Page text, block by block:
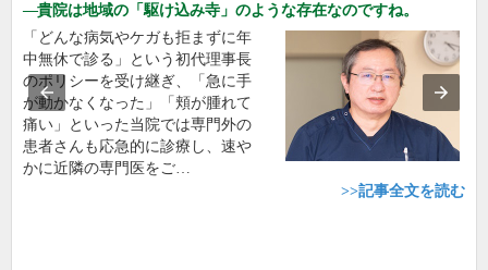
貴院は地域の「駆け込み寺」のような存在なのですね。
「どんな病気やケガも拒まずに年
中無休で診る」という初代理事長
のポリシーを受け継ぎ、「急に手
が動かなくなった」「頬が腫れて
痛い」といった当院では専門外の
患者さんも応急的に診療し、速や
かに近隣の専門医をご…
>>記事全文を読む